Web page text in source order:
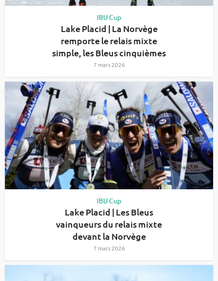
IBU Cup
Lake Placid | La Norvège
remporte le relais mixte
simple, les Bleus cinquièmes
7 mars 2026
IBU Cup
Lake Placid | Les Bleus
vainqueurs du relais mixte
devant la Norvège
7 mars 2026